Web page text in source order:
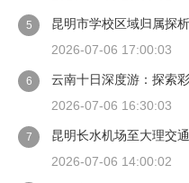
5
昆明市学校区域归属探
2026-07-06 17:00:03
6
云南十日深度游：探索
2026-07-06 16:30:03
7
昆明长水机场至大理交
2026-07-06 14:00:02